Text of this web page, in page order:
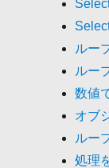
ルー
ルー
数値
オブ
ルー
処理